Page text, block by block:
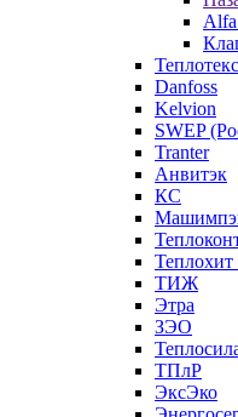
Danfoss
Kelvion
SWEP
Tranter
Анвитэк
КС
ТИЖ
Этра
ЗЭО
ТПлР
ЭксЭко